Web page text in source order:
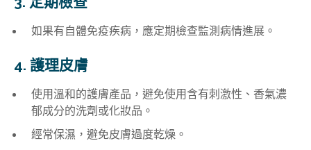
如果有自體免疫疾病，應定期檢查監測病情進展。
4. 護理皮膚
使用溫和的護膚產品，避免使用含有刺激性、香氣濃
郁成分的洗劑或化妝品。
經常保濕，避免皮膚過度乾燥。